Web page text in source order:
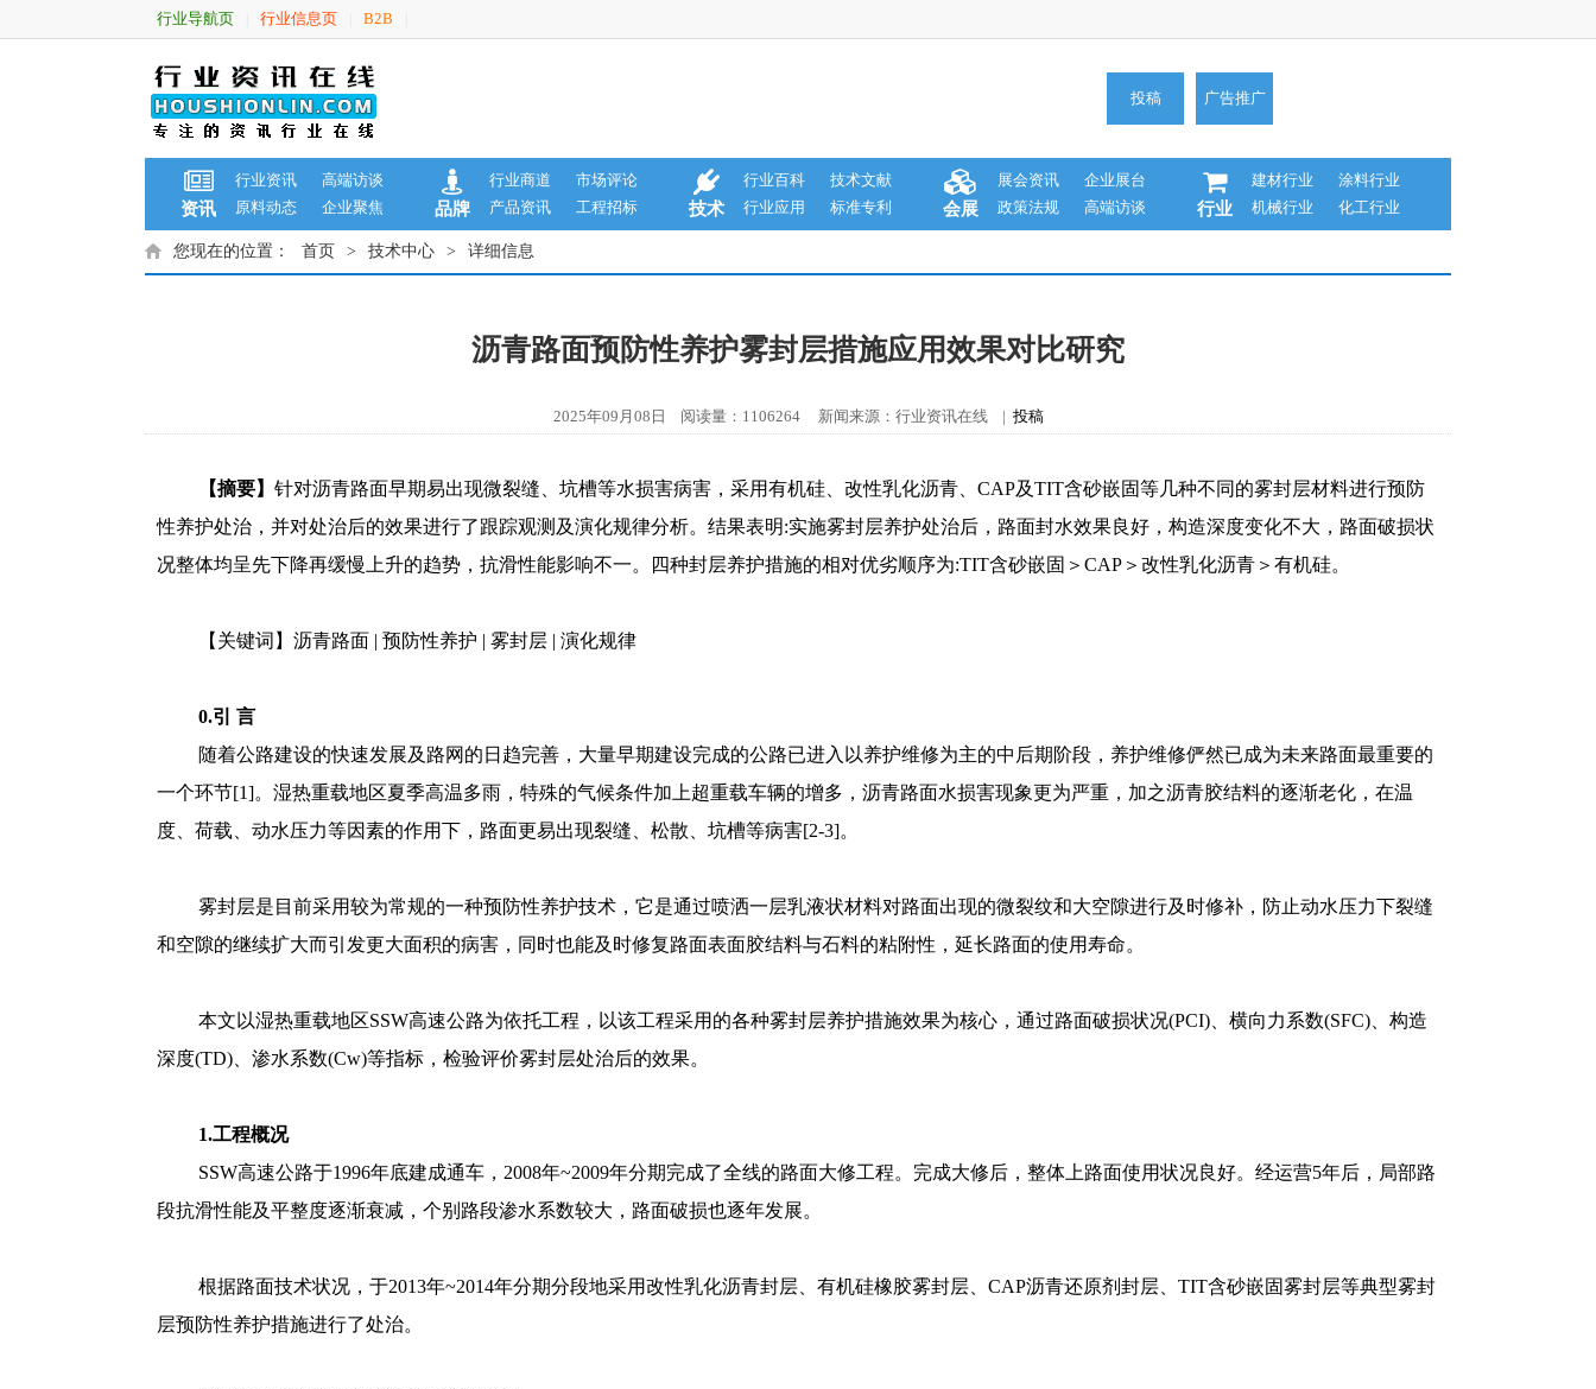
行业导航页 行业信息页 B2B
投稿 广告推广
资讯
行业资讯
高端访谈
原料动态
企业聚焦 品牌
行业商道
市场评论
产品资讯
工程招标 技术
行业百科
技术文献
行业应用
标准专利 会展
展会资讯
企业展台
政策法规
高端访谈 行业
建材行业
涂料行业
机械行业
化工行业
您现在的位置： 首页 > 技术中心 > 详细信息
沥青路面预防性养护雾封层措施应用效果对比研究
2025年09月08日 阅读量：1106264 新闻来源：行业资讯在线 | 投稿
【摘要】 针对沥青路面早期易出现微裂缝、坑槽等水损害病害，采用有机硅、改性乳化沥青、CAP及TIT含砂嵌固等几种不同的雾封层材料进行预防
性养护处治，并对处治后的效果进行了跟踪观测及演化规律分析。结果表明:实施雾封层养护处治后，路面封水效果良好，构造深度变化不大，路面破损状
况整体均呈先下降再缓慢上升的趋势，抗滑性能影响不一。四种封层养护措施的相对优劣顺序为:TIT含砂嵌固＞CAP＞改性乳化沥青＞有机硅。
【关键词】沥青路面 | 预防性养护 | 雾封层 | 演化规律
0.引 言
随着公路建设的快速发展及路网的日趋完善，大量早期建设完成的公路已进入以养护维修为主的中后期阶段，养护维修俨然已成为未来路面最重要的
一个环节[1]。湿热重载地区夏季高温多雨，特殊的气候条件加上超重载车辆的增多，沥青路面水损害现象更为严重，加之沥青胶结料的逐渐老化，在温
度、荷载、动水压力等因素的作用下，路面更易出现裂缝、松散、坑槽等病害[2-3]。
雾封层是目前采用较为常规的一种预防性养护技术，它是通过喷洒一层乳液状材料对路面出现的微裂纹和大空隙进行及时修补，防止动水压力下裂缝
和空隙的继续扩大而引发更大面积的病害，同时也能及时修复路面表面胶结料与石料的粘附性，延长路面的使用寿命。
本文以湿热重载地区SSW高速公路为依托工程，以该工程采用的各种雾封层养护措施效果为核心，通过路面破损状况(PCI)、横向力系数(SFC)、构造
深度(TD)、渗水系数(Cw)等指标，检验评价雾封层处治后的效果。
1.工程概况
SSW高速公路于1996年底建成通车，2008年~2009年分期完成了全线的路面大修工程。完成大修后，整体上路面使用状况良好。经运营5年后，局部路
段抗滑性能及平整度逐渐衰减，个别路段渗水系数较大，路面破损也逐年发展。
根据路面技术状况，于2013年~2014年分期分段地采用改性乳化沥青封层、有机硅橡胶雾封层、CAP沥青还原剂封层、TIT含砂嵌固雾封层等典型雾封
层预防性养护措施进行了处治。